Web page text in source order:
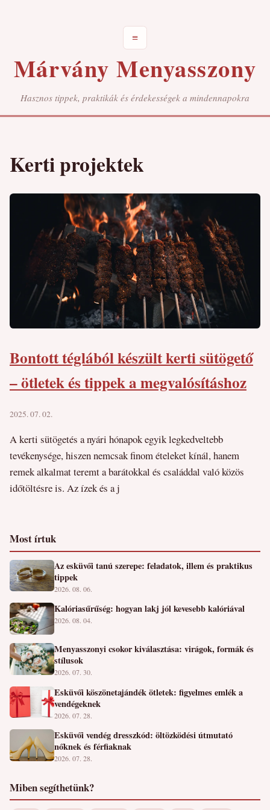
≡
Márvány Menyasszony
Hasznos tippek, praktikák és érdekességek a mindennapokra
Kerti projektek
Bontott téglából készült kerti sütögető
– ötletek és tippek a megvalósításhoz
2025. 07. 02.
A kerti sütögetés a nyári hónapok egyik legkedveltebb
tevékenysége, hiszen nemcsak finom ételeket kínál, hanem
remek alkalmat teremt a barátokkal és családdal való közös
időtöltésre is. Az ízek és a j
Most írtuk
Az esküvői tanú szerepe: feladatok, illem és praktikus
tippek
2026. 08. 06.
Kalóriasűrűség: hogyan lakj jól kevesebb kalóriával
2026. 08. 04.
Menyasszonyi csokor kiválasztása: virágok, formák és
stílusok
2026. 07. 30.
Esküvői köszönetajándék ötletek: figyelmes emlék a
vendégeknek
2026. 07. 28.
Esküvői vendég dresszkód: öltözködési útmutató
nőknek és férfiaknak
2026. 07. 28.
Miben segíthetünk?